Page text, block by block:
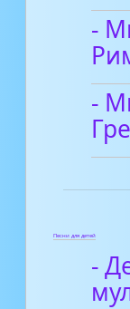
-
-
Песни для детей
-